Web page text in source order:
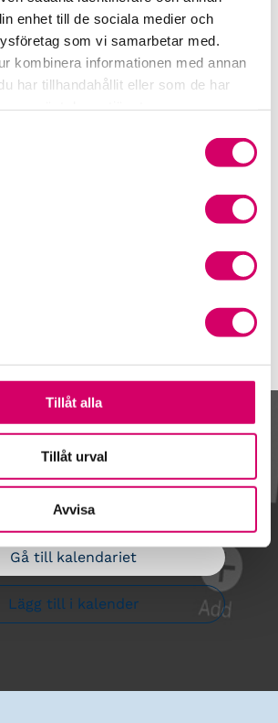
enhet till de sociala medier och
som vi samarbetar med.
kombinera informationen med annan
har tillhandahållit eller som de har
Tillåt alla
Tillåt urval
Avvisa
för yrkeshögskolan
lönebranschen
Gå till kalendariet
Lägg till i kalender